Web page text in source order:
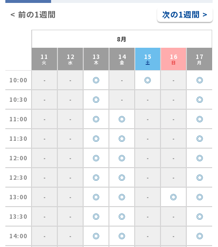
< 前の1週間 次の1週間 >
8月
11
火
12
水
13
木
14
金
15
土
16
日
17
月
10:00 - - ◎ - ◎ - ◎
10:30 - - ◎ - - - ◎
11:00 - - ◎ ◎ - - ◎
11:30 - - ◎ ◎ - - ◎
12:00 - - ◎ ◎ - - ◎
12:30 - - ◎ ◎ - - ◎
13:00 - - ◎ ◎ - ◎ ◎
13:30 - - ◎ ◎ - - ◎
14:00 - - ◎ ◎ - - ◎